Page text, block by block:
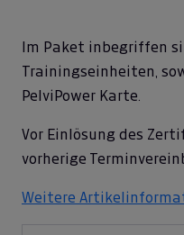
Im Paket inbegriffen
Trainingseinheiten,
PelviPower Karte.
Vor Einlösung des
vorherige
Weitere